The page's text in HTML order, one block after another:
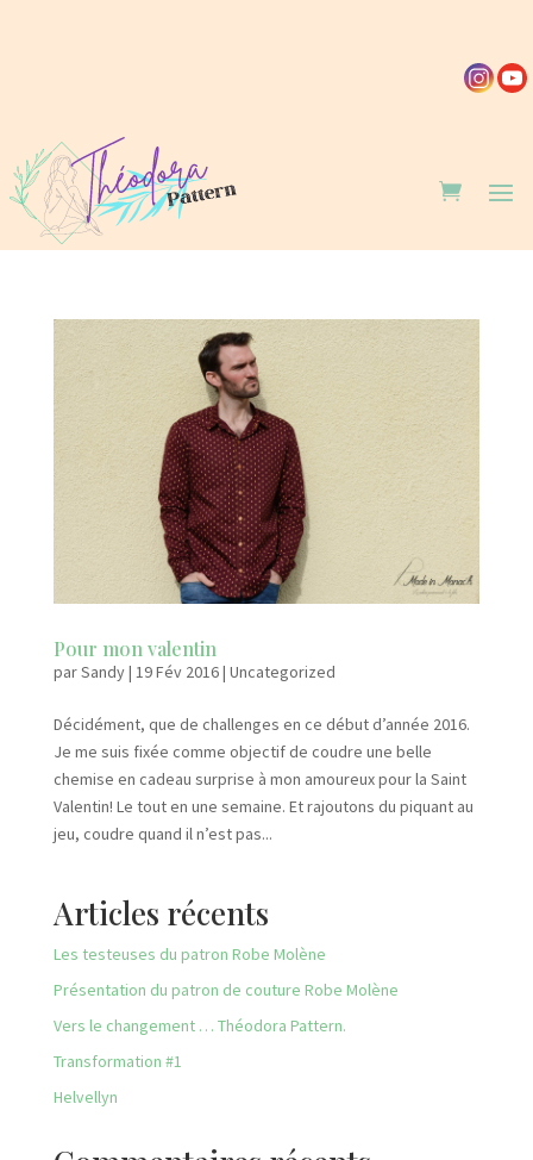
Pour mon valentin
parSandy| 19 Fév 2016| Uncategorized
Décidément, que de challenges en ce début d’année 2016.
Je me suis fixée comme objectif de coudre une belle
chemise en cadeau surprise à mon amoureux pour la Saint
Valentin! Le tout en une semaine. Et rajoutons du piquant au
jeu, coudre quand il n’est pas...
Articles récents
Les testeuses du patron Robe Molène
Présentation du patron de couture Robe Molène
Vers le changement … Théodora Pattern.
Transformation #1
Helvellyn